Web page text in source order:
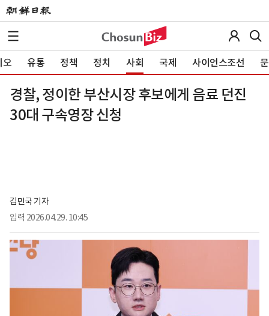
오 유통 정책 정치 사회 국제 사이언스조선
경찰, 정이한 부산시장 후보에게 음료 던진
30대 구속영장 신청
김민국 기자
입력 2026.04.29. 10:45